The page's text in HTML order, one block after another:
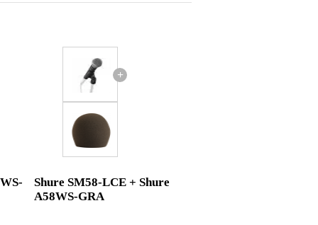
+
Shure SM58-LCE + Shure
A58WS-GRA